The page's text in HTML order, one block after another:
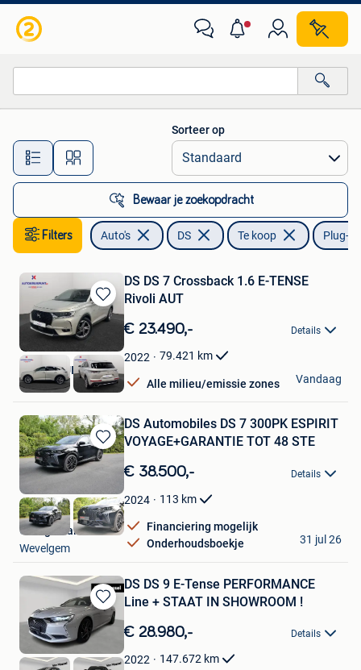
Alle afstanden…
Sorteer op
Bewaar je zoekopdracht
Filters Auto's DS Te koop Plug-in
Bewaren
in
Mijn
Favorieten
DS DS 7 Crossback 1.6 E-TENSE
Rivoli AUT
€ 23.490,- Details
2022 79.421 km
Alle milieu/emissie zones
AUTOKRUISPUNT
Tielt
Vandaag
Bewaren
in
Favorieten
DS Automobiles DS 7 300PK ESPIRIT
VOYAGE+GARANTIE TOT 48 STE
€ 38.500,- Details
2024 113 km
Financiering mogelijk
Onderhoudsboekje
Garage Palermo
Wevelgem
31 jul 26
Bewaren
in
Mijn
Favorieten
DS DS 9 E-Tense PERFORMANCE
Line + STAAT IN SHOWROOM !
€ 28.980,- Details
2022 147.672 km